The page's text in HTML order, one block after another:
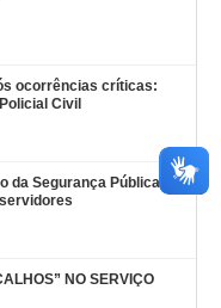
ocorrências críticas:
Civil
da Segurança Pública e
NO SERVIÇO